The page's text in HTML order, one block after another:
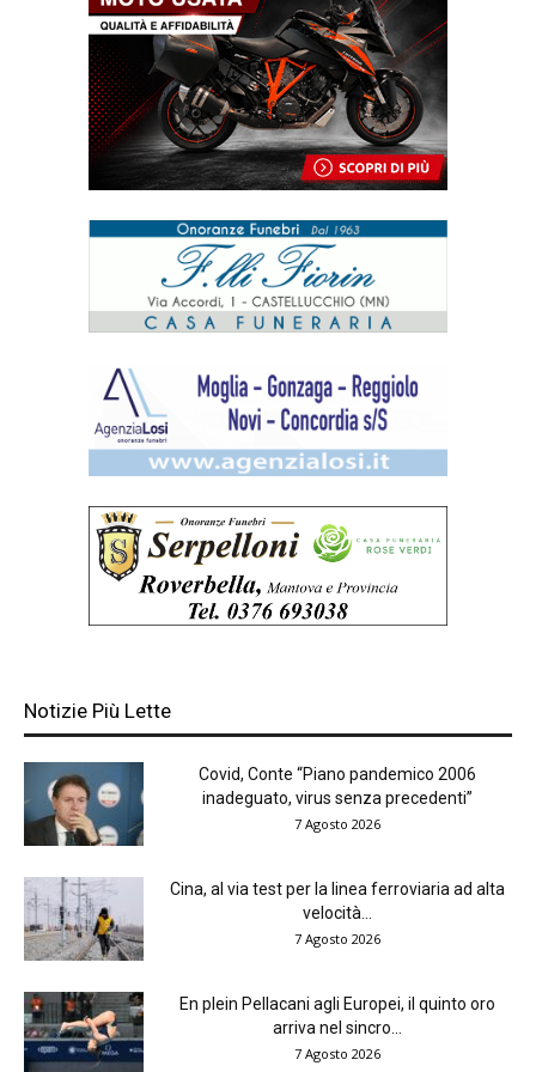
Notizie Più Lette
Covid, Conte “Piano pandemico 2006
inadeguato, virus senza precedenti”
7 Agosto 2026
Cina, al via test per la linea ferroviaria ad alta
velocità...
7 Agosto 2026
En plein Pellacani agli Europei, il quinto oro
arriva nel sincro...
7 Agosto 2026